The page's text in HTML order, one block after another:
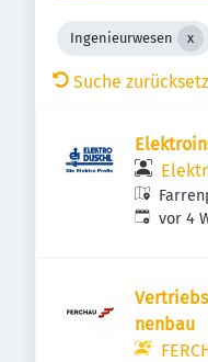
Ingenieurwesen
Suche
vor 4
nenbau